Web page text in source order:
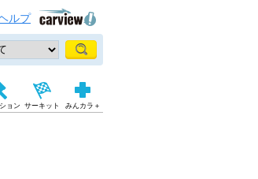
ルプ
ョン サーキット みんカラ＋